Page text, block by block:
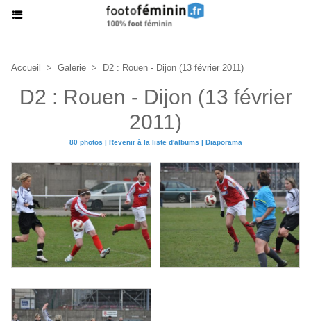
Accueil > Galerie > D2 : Rouen - Dijon (13 février 2011)
D2 : Rouen - Dijon (13 février
2011)
80 photos | Revenir à la liste d'albums | Diaporama